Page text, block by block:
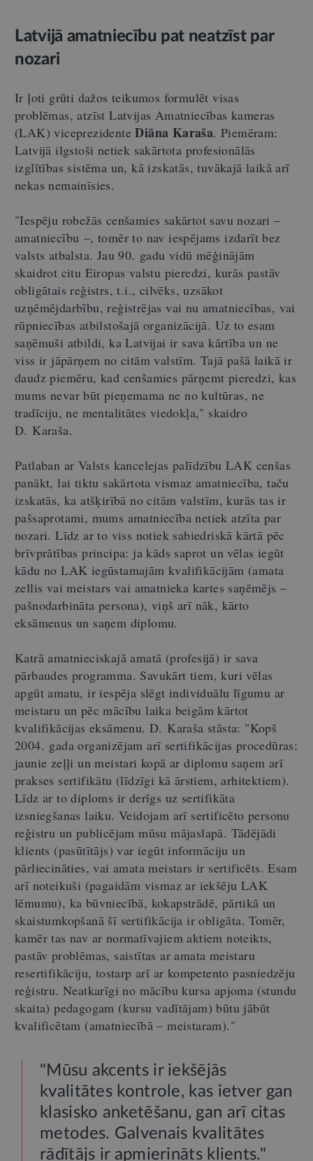
Latvijā amatniecību pat neatzīst par
nozari
Ir ļoti grūti dažos teikumos formulēt visas
problēmas, atzīst Latvijas Amatniecības kameras
(LAK) viceprezidenteDiāna Karaša. Piemēram:
Latvijā ilgstoši netiek sakārtota profesionālās
izglītības sistēma un, kā izskatās, tuvākajā laikā arī
nekas nemainīsies.
"Iespēju robežās cenšamies sakārtot savu nozari –
amatniecību –, tomēr to nav iespējams izdarīt bez
valsts atbalsta. Jau 90. gadu vidū mēģinājām
skaidrot citu Eiropas valstu pieredzi, kurās pastāv
obligātais reģistrs, t.i., cilvēks, uzsākot
uzņēmējdarbību, reģistrējas vai nu amatniecības, vai
rūpniecības atbilstošajā organizācijā. Uz to esam
saņēmuši atbildi, ka Latvijai ir sava kārtība un ne
viss ir jāpārņem no citām valstīm. Tajā pašā laikā ir
daudz piemēru, kad cenšamies pārņemt pieredzi, kas
mums nevar būt pieņemama ne no kultūras, ne
tradīciju, ne mentalitātes viedokļa," skaidro
D. Karaša.
Patlaban ar Valsts kancelejas palīdzību LAK cenšas
panākt, lai tiktu sakārtota vismaz amatniecība, taču
izskatās, ka atšķirībā no citām valstīm, kurās tas ir
pašsaprotami, mums amatniecība netiek atzīta par
nozari. Līdz ar to viss notiek sabiedriskā kārtā pēc
brīvprātības principa: ja kāds saprot un vēlas iegūt
kādu no LAK iegūstamajām kvalifikācijām (amata
zellis vai meistars vai amatnieka kartes saņēmējs –
pašnodarbināta persona), viņš arī nāk, kārto
eksāmenus un saņem diplomu.
Katrā amatnieciskajā amatā (profesijā) ir sava
pārbaudes programma. Savukārt tiem, kuri vēlas
apgūt amatu, ir iespēja slēgt individuālu līgumu ar
meistaru un pēc mācību laika beigām kārtot
kvalifikācijas eksāmenu. D. Karaša stāsta: "Kopš
2004. gada organizējam arī sertifikācijas procedūras:
jaunie zeļļi un meistari kopā ar diplomu saņem arī
prakses sertifikātu (līdzīgi kā ārstiem, arhitektiem).
Līdz ar to diploms ir derīgs uz sertifikāta
izsniegšanas laiku. Veidojam arī sertificēto personu
reģistru un publicējam mūsu mājaslapā. Tādējādi
klients (pasūtītājs) var iegūt informāciju un
pārliecināties, vai amata meistars ir sertificēts. Esam
arī noteikuši (pagaidām vismaz ar iekšēju LAK
lēmumu), ka būvniecībā, kokapstrādē, pārtikā un
skaistumkopšanā šī sertifikācija ir obligāta. Tomēr,
kamēr tas nav ar normatīvajiem aktiem noteikts,
pastāv problēmas, saistītas ar amata meistaru
resertifikāciju, tostarp arī ar kompetento pasniedzēju
reģistru. Neatkarīgi no mācību kursa apjoma (stundu
skaita) pedagogam (kursu vadītājam) būtu jābūt
kvalificētam (amatniecībā – meistaram)."
"Mūsu akcents ir iekšējās
kvalitātes kontrole, kas ietver gan
klasisko anketēšanu, gan arī citas
metodes. Galvenais kvalitātes
rādītājs ir apmierināts klients."